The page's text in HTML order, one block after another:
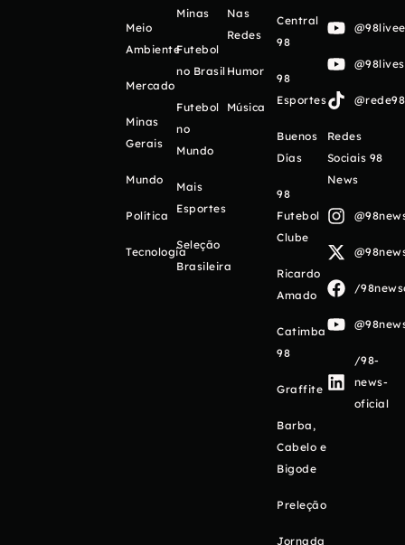
Meio
Ambiente
Mercado
Minas
Gerais
Mundo
Política
Tecnologia
Minas
Futebol
no Brasil
Futebol
no
Mundo
Mais
Esportes
Seleção
Brasileira
Nas
Redes
Humor
Música
Central
98
98
Esportes
Buenos
Días
98
Futebol
Clube
Ricardo
Amado
Catimba
98
Graffite
Barba,
Cabelo e
Bigode
Preleção
Jornada
Redes
Sociais 98
News
/
/98-
news-
oficial